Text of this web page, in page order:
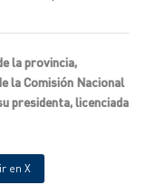
la provincia,
la Comisión Nacional
presidenta, licenciada
en X